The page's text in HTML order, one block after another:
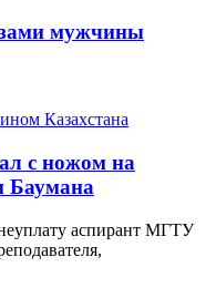
мужчины
с ножом на
Баумана
аспирант МГТУ